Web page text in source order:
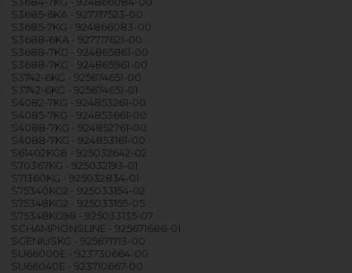
S3685-6KA - 927717523-00
S3685-7KG - 924866083-00
S3688-6KA - 927717621-00
S3688-7KG - 924865861-00
S3688-7KG - 924865961-00
S3742-6KG - 925674651-00
S3742-6KG - 925674651-01
S4082-7KG - 924853261-00
S4085-7KG - 924853661-00
S4088-7KG - 924852761-00
S4088-7KG - 924853161-00
S61402KG8 - 925032642-02
S70367KG - 925032193-01
S71360KG - 925032834-01
S75340KG2 - 925033154-02
S75348KG2 - 925033155-05
S75348KG98 - 925033135-07
SCHAMPIONSLINE - 925671686-01
SGENIUSKG - 925671713-00
SU66000E - 923730664-00
SU66040E - 923710667-00